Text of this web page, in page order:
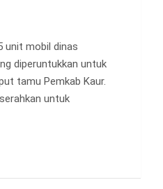
unit mobil dinas
diperuntukkan untuk
tamu Pemkab Kaur.
untuk